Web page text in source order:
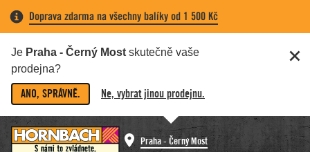
Doprava zdarma na všechny balíky od 1 500 Kč
Je Praha - Černý Most skutečně vaše
prodejna?
ANO, SPRÁVNĚ. Ne, vybrat jinou prodejnu.
Praha - Černý Most